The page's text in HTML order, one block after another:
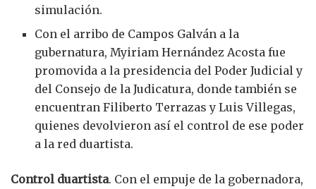
simulación.
Con el arribo de Campos Galván a la
gubernatura, Myiriam Hernández Acosta fue
promovida a la presidencia del Poder Judicial y
del Consejo de la Judicatura, donde también se
encuentran Filiberto Terrazas y Luis Villegas,
quienes devolvieron así el control de ese poder
a la red duartista.
Control duartista. Con el empuje de la gobernadora,